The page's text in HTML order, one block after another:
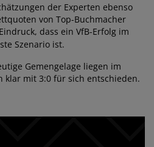
der Experten ebenso
von Top-Buchmacher
dass ein VfB-Erfolg im
Szenario ist.
Gemengelage liegen im
klar mit 3:0 für sich entschieden.